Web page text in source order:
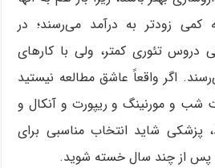
کمی زودتر به درآمد می‌رسند؛ در
دروس تئوری کمتر، ولی با کارهای
اگر واقعاً عاشق مطالعه نیستید
و مورنینگ و ریپورت و آنکال و
پزشکی شاید انتخاب مناسبی برای
از چند سال خسته شوید.